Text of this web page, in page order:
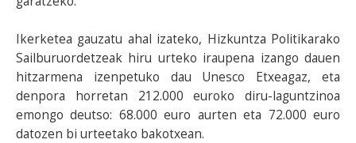
Ikerketea gauzatu ahal izateko, Hizkuntza Politikarako
Sailburuordetzeak hiru urteko iraupena izango dauen
hitzarmena izenpetuko dau Unesco Etxeagaz, eta
denpora horretan 212.000 euroko diru-laguntzinoa
emongo deutso: 68.000 euro aurten eta 72.000 euro
datozen bi urteetako bakotxean.